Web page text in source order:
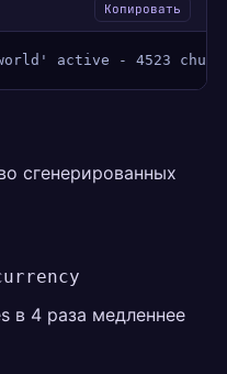
Копировать
active - 4523
сгенерированных
в 4 раза медленнее